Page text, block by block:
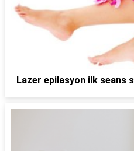
Lazer epilasyon ilk seans